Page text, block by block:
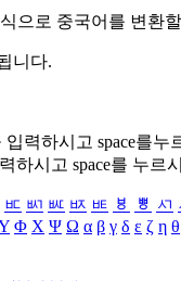
으로 중국어를 변환
니다.
입력하시고 space를누
하시고 space를 누르
ㅳ ㅴ ㅵ ㅶ ㅷ ㅸ ㅹ ㅺ
Φ Χ Ψ Ω α β γ δ ε ζ η θ